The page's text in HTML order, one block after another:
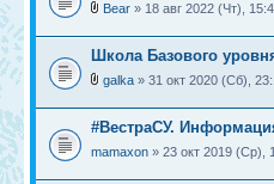
Bear » 18 авг 2022 (Чт),
Школа Базового уровня
galka » 31 окт 2020 (Сб),
#ВестраСУ.
mamaxon » 23 окт 2019 (Ср),